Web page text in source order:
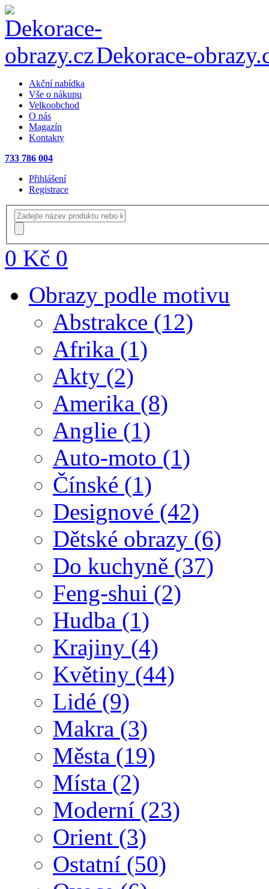
Dekorace-
Akční nabídka
Vše o nákupu
Velkoobchod
O nás
Magazín
Kontakty
733 786 004
Přihlášení
Registrace
0 Kč 0
Obrazy podle motivu
Abstrakce (12)
Afrika (1)
Akty (2)
Amerika (8)
Anglie (1)
Auto-moto (1)
Čínské (1)
Designové (42)
Dětské obrazy (6)
Do kuchyně (37)
Feng-shui (2)
Hudba (1)
Krajiny (4)
Květiny (44)
Lidé (9)
Makra (3)
Města (19)
Místa (2)
Moderní (23)
Orient (3)
Ostatní (50)